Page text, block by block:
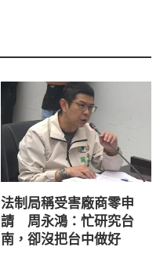
法制局稱受害廠商零申
請 周永鴻：忙研究台
南，卻沒把台中做好